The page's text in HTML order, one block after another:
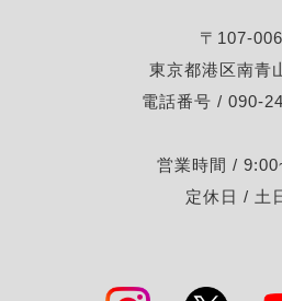
〒107-
東京都港区南青
電話番号 / 090-
営業時間 /
定休日 / 土